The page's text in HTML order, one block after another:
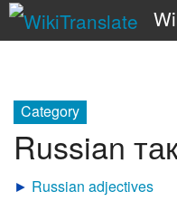
Category
Russian
► Russian adjectives